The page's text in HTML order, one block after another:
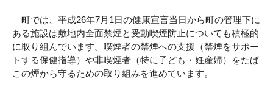
町では、平成26年7月1日の健康宣言当日から町の管理下に
ある施設は敷地内全面禁煙と受動喫煙防止についても積極的
に取り組んでいます。喫煙者の禁煙への支援（禁煙をサポー
トする保健指導）や非喫煙者（特に子ども・妊産婦）をたば
この煙から守るための取り組みを進めています。